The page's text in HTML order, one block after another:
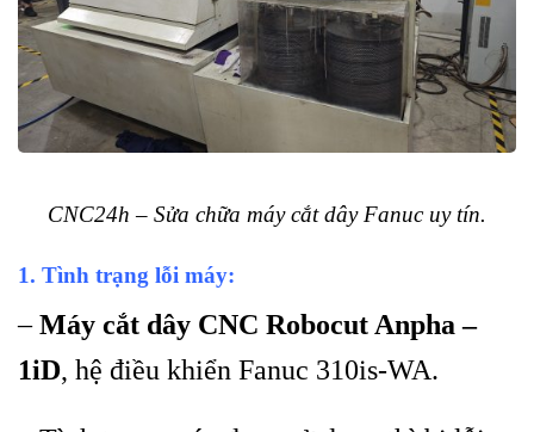
CNC24h – Sửa chữa máy cắt dây Fanuc uy tín.
1. Tình trạng lỗi máy:
–Máy cắt dây CNC Robocut Anpha –
1iD, hệ điều khiển Fanuc 310is-WA.